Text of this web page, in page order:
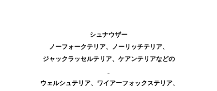
シュナウザー
ノーフォークテリア、ノーリッチテリア、
ジャックラッセルテリア、ケアンテリアなどの
ウェルシュテリア、ワイアーフォックステリア、